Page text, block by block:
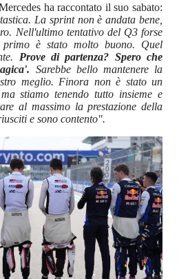
ha raccontato il suo sabato:
La sprint non è andata bene,
Nell'ultimo tentativo del Q3 forse
è stato molto buono. Quel
Prove di partenza? Spero che
Sarebbe bello mantenere la
meglio. Finora non è stato un
stiamo tenendo tutto insieme e
al massimo la prestazione della
e sono contento".